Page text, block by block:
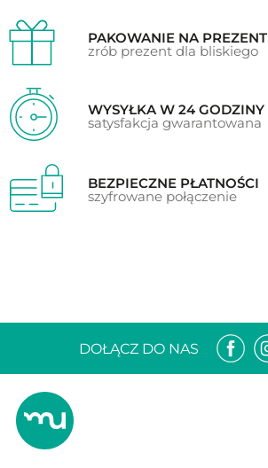
PAKOWANIE NA PREZENT
zrób prezent dla bliskiego
WYSYŁKA W 24 GODZINY
satysfakcja gwarantowana
BEZPIECZNE PŁATNOŚCI
szyfrowane połączenie
DOŁĄCZ DO NAS